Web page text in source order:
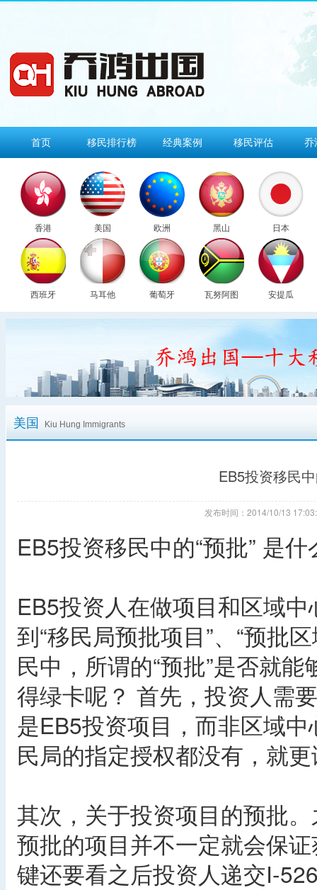
首页 移民排行榜 经典案例 移民评估 乔
香港 美国 欧洲 黑山 日本
西班牙 马耳他 葡萄牙 瓦努阿图 安提瓜
美国 Kiu Hung Immigrants
EB5投资移民
发布时间：2014/10/13
EB5投资移民中的“预批” 是
EB5投资人在做项目和区域
到“移民局预批项目”、“预批
民中，所谓的“预批”是否就
得绿卡呢？ 首先，投资人需
是EB5投资项目，而非区域
民局的指定授权都没有，就
其次，关于投资项目的预批
预批的项目并不一定就会保
键还要看之后投资人递交I-